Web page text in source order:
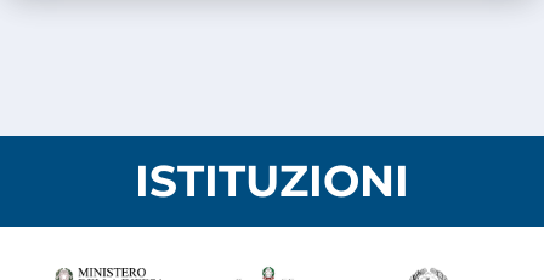
ISTITUZIONI